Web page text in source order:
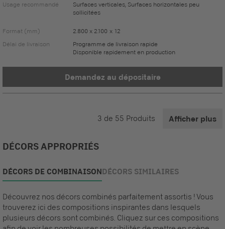
Usage recommandé
Surfaces verticales, Surfaces horizontales peu
sollicitées
Format (mm)
2.800 x 2.100 x 12
Délai de livraison
Programme de livraison rapide
Disponible rapidement en production
Demandez au dépositaire
3 de 55 Produits Afficher plus
DÉCORS APPROPRIÉS
DÉCORS DE COMBINAISONDÉCORS SIMILAIRES
Découvrez nos décors combinés parfaitement assortis ! Vous
trouverez ici des compositions inspirantes dans lesquels
plusieurs décors sont combinés. Cliquez sur ces compositions